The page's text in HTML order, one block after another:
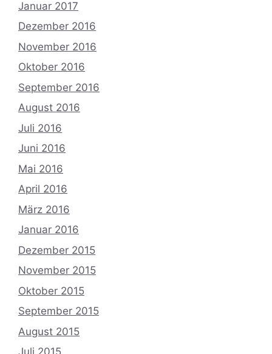
Januar 2017
Dezember 2016
November 2016
Oktober 2016
September 2016
August 2016
Juli 2016
Juni 2016
Mai 2016
April 2016
März 2016
Januar 2016
Dezember 2015
November 2015
Oktober 2015
September 2015
August 2015
Juli 2015